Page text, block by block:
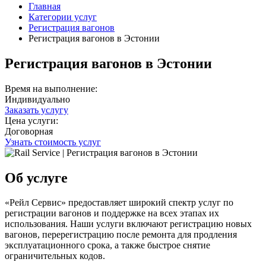
Главная
Категории услуг
Регистрация вагонов
Регистрация вагонов в Эстонии
Регистрация вагонов в Эстонии
Время на выполнение:
Индивидуально
Заказать услугу
Цена услуги:
Договорная
Узнать стоимость услуг
Об услуге
«Рейл Сервис» предоставляет широкий спектр услуг по
регистрации вагонов и поддержке на всех этапах их
использования. Наши услуги включают регистрацию новых
вагонов, перерегистрацию после ремонта для продления
эксплуатационного срока, а также быстрое снятие
ограничительных кодов.